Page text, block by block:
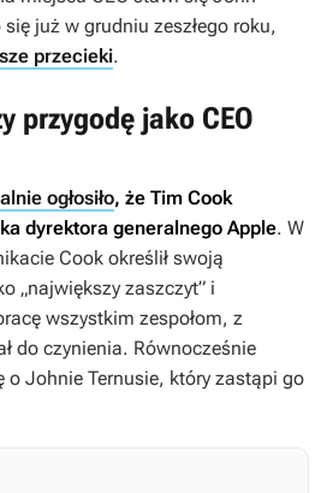
już w grudniu zeszłego roku,
przecieki.
przygodę jako CEO
ogłosiło, że Tim Cook
dyrektora generalnego Apple. W
Cook określił swoją
„największy zaszczyt” i
wszystkim zespołom, z
do czynienia. Równocześnie
o Johnie Ternusie, który zastąpi go